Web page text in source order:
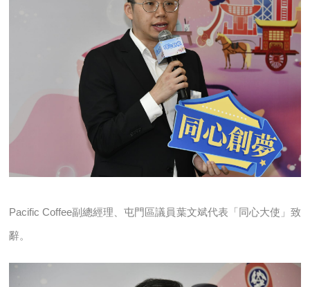
Pacific Coffee副總經理、屯門區議員葉文斌代表「同心大使」致
辭。